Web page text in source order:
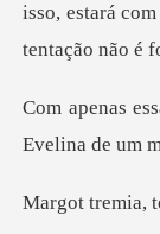
isso, estará
Evelina de um
ia,